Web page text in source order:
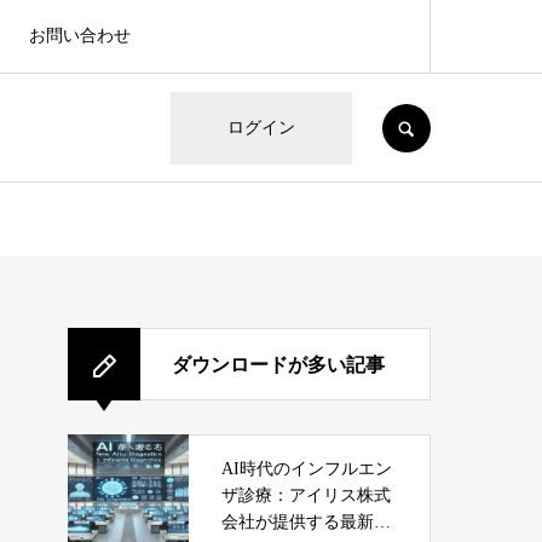
ログイン
お問い合わせ
ダウンロードが多い記事
AI時代のインフルエン
ザ診療：アイリス株式
会社が提供する最新サ